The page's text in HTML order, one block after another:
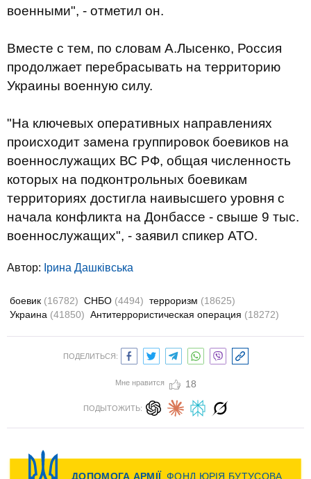
военными", - отметил он.
Вместе с тем, по словам А.Лысенко, Россия
продолжает перебрасывать на территорию
Украины военную силу.
"На ключевых оперативных направлениях
происходит замена группировок боевиков на
военнослужащих ВС РФ, общая численность
которых на подконтрольных боевикам
территориях достигла наивысшего уровня с
начала конфликта на Донбассе - свыше 9 тыс.
военнослужащих", - заявил спикер АТО.
Автор: Ірина Дашківська
боевик (16782) СНБО (4494) терроризм (18625)
Украина (41850) Антитеррористическая операция (18272)
ПОДЕЛИТЬСЯ:
Мне нравится 18
ПОДЫТОЖИТЬ: